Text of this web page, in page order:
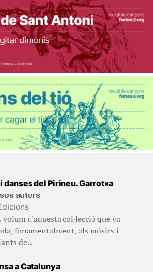
danses del Pirineu. Garrotxa
autors
volum d'aquesta col·lecció que va
fonamentalment, als músics i
de...
a Catalunya